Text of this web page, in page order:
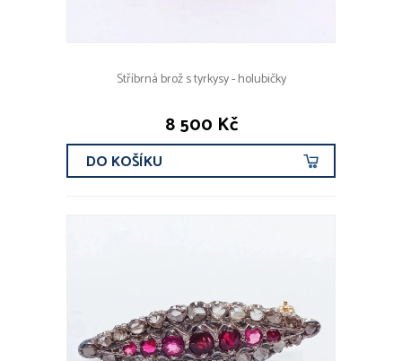
Stříbrná brož s tyrkysy - holubičky
8 500 Kč
DO KOŠÍKU